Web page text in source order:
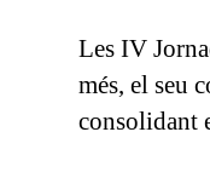
Les IV
més, el seu
consolidant